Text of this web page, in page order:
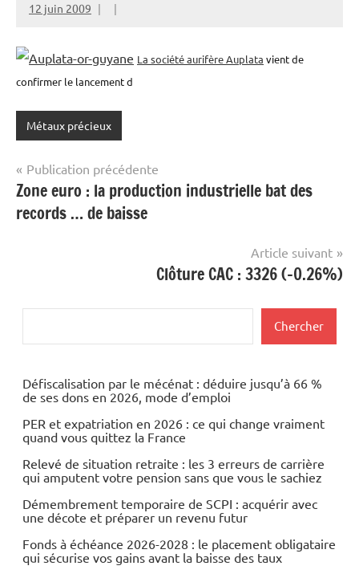
12 juin 2009
La société aurifère Auplata vient de
confirmer le lancement d
Métaux précieux
Navigation
de
l’article
Publication précédente
Zone euro : la production industrielle bat des
records … de baisse
Article suivant
Clôture CAC : 3326 (-0.26%)
Chercher
Défiscalisation par le mécénat : déduire jusqu’à 66 %
de ses dons en 2026, mode d’emploi
PER et expatriation en 2026 : ce qui change vraiment
quand vous quittez la France
Relevé de situation retraite : les 3 erreurs de carrière
qui amputent votre pension sans que vous le sachiez
Démembrement temporaire de SCPI : acquérir avec
une décote et préparer un revenu futur
Fonds à échéance 2026-2028 : le placement obligataire
qui sécurise vos gains avant la baisse des taux